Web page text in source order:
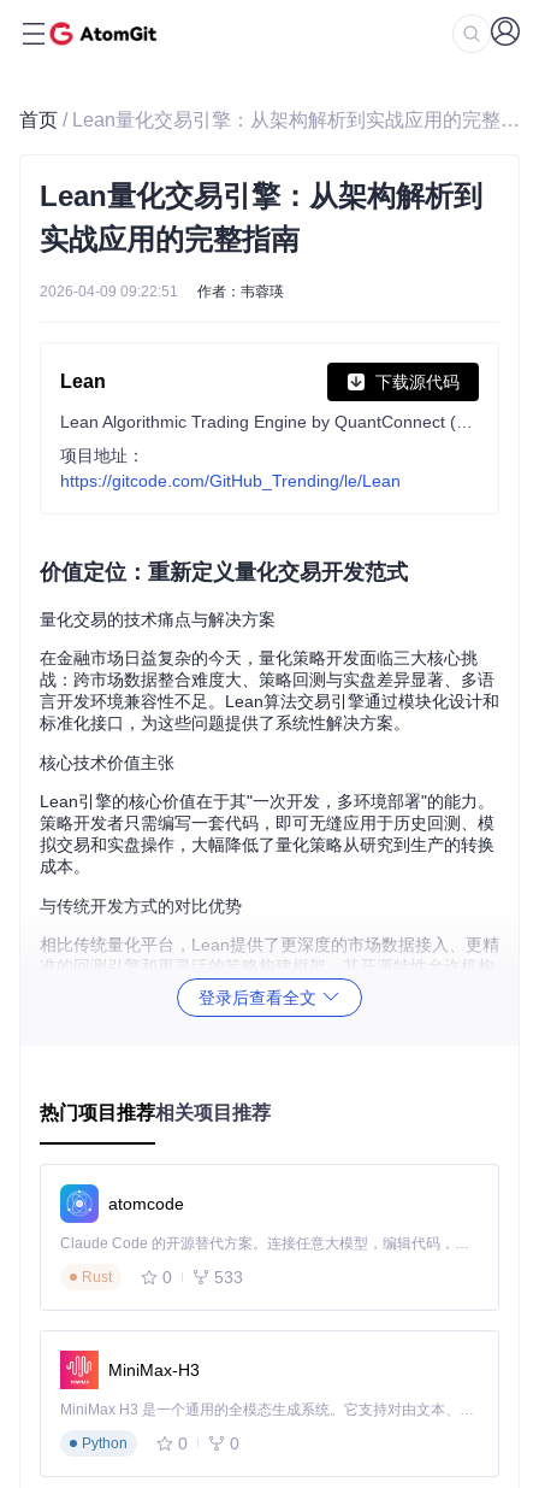
首页 / Lean量化交易引擎：从架构解析到实战应用的完整指南
Lean量化交易引擎：从架构解析到
实战应用的完整指南
2026-04-09 09:22:51 作者：韦蓉瑛
Lean 下载源代码
项目地址：
https://gitcode.com/GitHub_Trending/le/Lean
价值定位：重新定义量化交易开发范式
量化交易的技术痛点与解决方案
在金融市场日益复杂的今天，量化策略开发面临三大核心挑
战：跨市场数据整合难度大、策略回测与实盘差异显著、多语
言开发环境兼容性不足。Lean算法交易引擎通过模块化设计和
标准化接口，为这些问题提供了系统性解决方案。
核心技术价值主张
Lean引擎的核心价值在于其"一次开发，多环境部署"的能力。
策略开发者只需编写一套代码，即可无缝应用于历史回测、模
拟交易和实盘操作，大幅降低了量化策略从研究到生产的转换
成本。
与传统开发方式的对比优势
相比传统量化平台，Lean提供了更深度的市场数据接入、更精
准的回测引擎和更灵活的策略构建框架。其开源特性允许机构
和个人开发者根据特定需求定制核心组件，实现真正意义上的
核心模块协同架构
Lean采用分层设计理念，将整个交易系统划分为数据层、策略
层、执行层和结果层四个核心层次。这种架构确保了各模块间
的低耦合和高内聚，为系统扩展提供了坚实基础。
图1：Lean引擎核心架构示意图，展示了数据处理、策略执
应用提示：在定制策略时，建议优先扩展策略层，避免修改核
心数据处理模块，以确保系统稳定性和兼容性。
多语言支持体系
Lean创新性地实现了C#与Python的深度融合。核心引擎采用
C#开发以保证性能，同时通过Python.NET提供完整的Python
API支持。这种混合架构既满足了高频交易的性能需求，又兼
登录后查看全文
热门项目推荐相关项目推荐
atomcode
Claude Code 的开源替代方案。连接任意大模型，编辑代码，运行命令，自动验证 — 全自动执行。用 Rust 构建，极致性能。 ｜ An open-source alternative to Claude Code. Connect any LLM, edit code, run commands, and verify changes — autonomously. Built in Rust for speed. Get Started
Rust
0 533
MiniMax-H3
MiniMax H3 是一个通用的全模态生成系统。它支持对由文本、图像、视频和音频组成的多模态上下文进行统一理解，并能生成分辨率高达 2K、时长可达 15 秒的带原生立体声音频的视频。得益于面向任务泛化的系统设计，H3 在预训练阶段就已具备广泛的多模态上下文理解与生成能力，能够出色地执行复杂的多模态指令。
Python
0 0